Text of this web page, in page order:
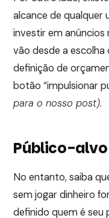
alcance de qualquer
investir em anúncios
vão desde a escolha
definição de
botão “impulsionar
para o nosso post).
Público-alvo
No entanto, saiba
sem jogar dinheiro
definido quem é